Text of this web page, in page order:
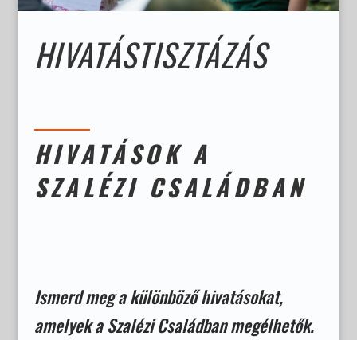
HIVATÁSTISZTÁZÁS
HIVATÁSOK A
SZALÉZI CSALÁDBAN
Ismerd meg a különböző hivatásokat,
amelyek a Szalézi Családban megélhetők.